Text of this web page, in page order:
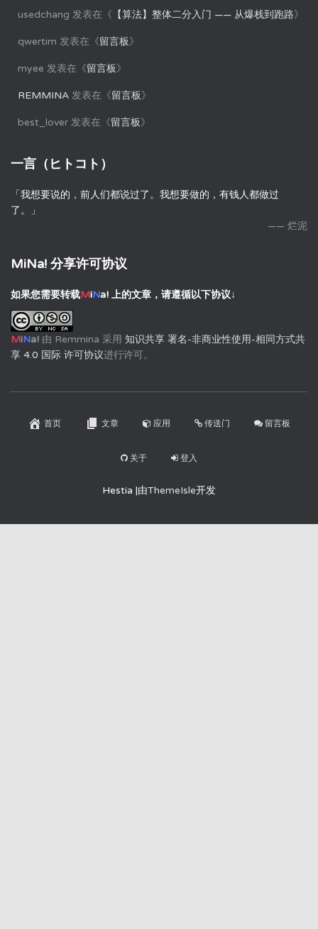
usedchang 发表在《 【算法】整体二分入门 —— 从爆栈到跑路》
qwertim 发表在《留言板》
myee 发表在《留言板》
REMMINA 发表在《留言板》
best_lover 发表在《留言板》
一言（ヒトコト）
「我想要说的，前人们都说过了。我想要做的，有钱人都做过
了。」
—— 烂泥
MiNa! 分享许可协议
如果您需要转载MiNa! 上的文章，请遵循以下协议↓
MiNa! 由 Remmina 采用 知识共享 署名-非商业性使用-相同方式共
享 4.0 国际 许可协议进行许可。
首页 文章 应用 传送门 留言板
关于 登入
Hestia |由ThemeIsle开发